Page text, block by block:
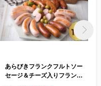
あらびきフランクフルトソー
セージ＆チーズ入りフランク